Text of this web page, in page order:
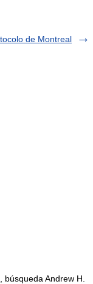
de Montreal
Andrew H.